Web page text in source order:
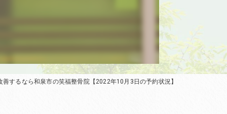
善するなら和泉市の笑福整骨院【2022年10月3日の予約状況】